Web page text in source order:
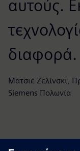
αυτούς.
διαφορά.
Ματσιέ Ζελίνσκι,
Siemens Πολωνία